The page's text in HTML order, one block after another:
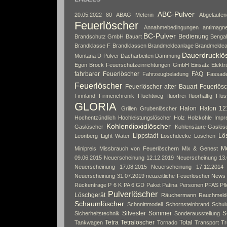
20.05.2022 80 ABAG Meterin ABC-Pulver
Feuerlöscher
Annahmebedingungen
Brandschutz GmbH Bauart BC-Pulver Bedienung
Brandklasse F Brandklassen Brandmeldeanlage
Montana D-Pulver Dacharbeiten Dämmung
Egon Brock Feuerschutzeinrichtungen GmbH Einsatz
fahrbarer Feuerlöscher Fahrzeugbeladung FAQ
Feuerlöscher Feuerlöscher alter Bauart
Finnland
Firmenchronik Fluchtweg fluorfrei fluorhaltig
GLORIA Grillen Grubenlöscher Halon Halon
Hochentzündlich Hochleistungslöscher Holz Holzkohle
Gaslöscher Kohlendioxidlöscher Kohlensäure-
Leonberg Light Water Lippstadt Löschdecke Löschen
Minipreis Missbrauch von Feuerlöschern Mix & Genest
09.06.2015 Neuerscheinung 12.12.2019 Neuerscheinung
Neuerscheinung 17.08.2015
Neuerscheinung 17.12.2014
Neuerscheinung 31.07.2019 neuzeitliche Feuerlöscher News
Rückentrage P 6 K PA 6 GD Paket Patina Personen PFAS
Löschgerät Pulverlöscher Räuchermann
Schaumlöscher Schnnittmodell Schornsteinbrand
Sicherheitstechnik Silvester Sommer Sonderausstellung
Tankwagen Tetra Tetralöscher Tornado Total Transport